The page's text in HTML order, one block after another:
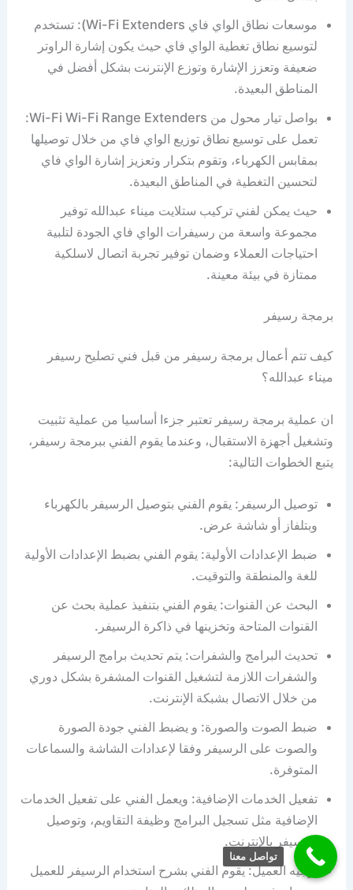
موسعات نطاق الواي فاي Wi-Fi Extenders): تستخدم
لتوسيع نطاق تغطية الواي فاي حيث يكون إشارة الراوتر
ضعيفة وتعزز الإشارة وتوزع الإنترنت بشكل أفضل في
المناطق البعيدة.
بواصل تيار محول من Wi-Fi Wi-Fi Range Extenders:
تعمل على توسيع نطاق توزيع الواي فاي من خلال توصيلها
بمقابس الكهرباء، وتقوم بتكرار وتعزيز إشارة الواي فاي
لتحسين التغطية في المناطق البعيدة.
حيث يمكن لفني تركيب ستلايت ميناء عبدالله توفير
مجموعة واسعة من رسيفرات الواي فاي الجودة لتلبية
احتياجات العملاء وضمان توفير تجربة اتصال لاسلكية
ممتازة في بيئة معينة.
برمجة رسيفر
كيف تتم أعمال برمجة رسيفر من قبل فني تصليح رسيفر
ميناء عبدالله؟
ان عملية برمجة رسيفر تعتبر جزءا أساسيا من عملية تثبيت
وتشغيل أجهزة الاستقبال، وعندما يقوم الفني ببرمجة رسيفر،
يتبع الخطوات التالية:
توصيل الرسيفر: يقوم الفني بتوصيل الرسيفر بالكهرباء
وبتلفاز أو شاشة عرض.
ضبط الإعدادات الأولية: يقوم الفني بضبط الإعدادات الأولية
للغة والمنطقة والتوقيت.
البحث عن القنوات: يقوم الفني بتنفيذ عملية بحث عن
القنوات المتاحة وتخزينها في ذاكرة الرسيفر.
تحديث البرامج والشفرات: يتم تحديث برامج الرسيفر
والشفرات اللازمة لتشغيل القنوات المشفرة بشكل دوري
من خلال الاتصال بشبكة الإنترنت.
ضبط الصوت والصورة: و يضبط الفني جودة الصورة
والصوت على الرسيفر وفقا لإعدادات الشاشة والسماعات
المتوفرة.
تفعيل الخدمات الإضافية: ويعمل الفني على تفعيل الخدمات
الإضافية مثل تسجيل البرامج وظيفة التقاويم، وتوصيل
الرسيفر بالإنترنت.
توجيه العميل: يقوم الفني بشرح استخدام الرسيفر للعميل
تواصل معنا